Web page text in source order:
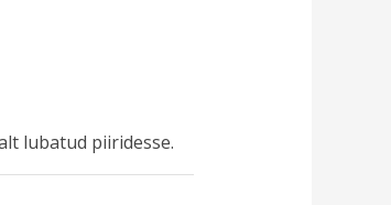
lubatud piiridesse.